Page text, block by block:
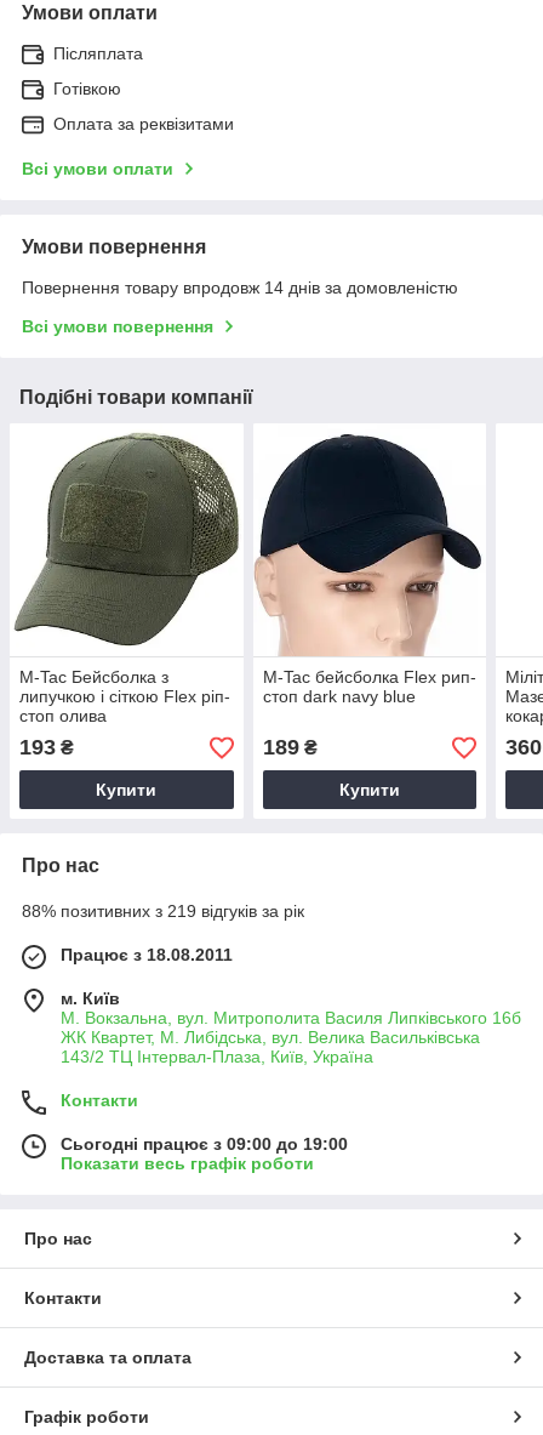
Умови оплати
Післяплата
Готівкою
Оплата за реквізитами
Всі умови оплати
Умови повернення
Повернення товару впродовж 14 днів за домовленістю
Всі умови повернення
Подібні товари компанії
M-Tac Бейсболка з
липучкою і сіткою Flex ріп-
стоп олива
193 ₴
Купити
M-Tac бейсболка Flex рип-
стоп dark navy blue
189₴
Купити
360
Про нас
88% позитивних з 219 відгуків за рік
Працює з 18.08.2011
м. Київ
М. Вокзальна, вул. Митрополита Василя Липківського 16б
ЖК Квартет, М. Либідська, вул. Велика Васильківська
143/2 ТЦ Інтервал-Плаза, Київ, Україна
Контакти
Сьогодні працює з 09:00 до 19:00
Показати весь графік роботи
Про нас
Контакти
Доставка та оплата
Графік роботи